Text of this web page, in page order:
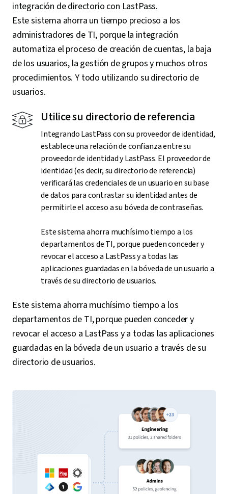
integración de directorio con LastPass.
Este sistema ahorra un tiempo precioso a los
administradores de TI, porque la integración
automatiza el proceso de creación de cuentas, la baja
de los usuarios, la gestión de grupos y muchos otros
procedimientos. Y todo utilizando su directorio de
usuarios.
Utilice su directorio de referencia
Integrando LastPass con su proveedor de identidad,
establece una relación de confianza entre su
proveedor de identidad y LastPass. El proveedor de
identidad (es decir, su directorio de referencia)
verificará las credenciales de un usuario en su base
de datos para contrastar su identidad antes de
permitirle el acceso a su bóveda de contraseñas.
Este sistema ahorra muchísimo tiempo a los
departamentos de TI, porque pueden conceder y
revocar el acceso a LastPass y a todas las
aplicaciones guardadas en la bóveda de un usuario a
través de su directorio de usuarios.
Este sistema ahorra muchísimo tiempo a los
departamentos de TI, porque pueden conceder y
revocar el acceso a LastPass y a todas las aplicaciones
guardadas en la bóveda de un usuario a través de su
directorio de usuarios.